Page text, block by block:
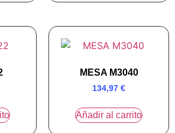
MESA M3040
134,97 €
Añadir al carrito